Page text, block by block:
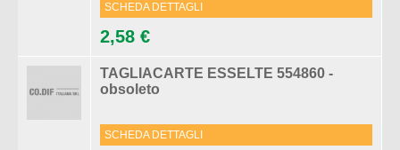
SCHEDA DETTAGLI
2,58 €
TAGLIACARTE ESSELTE 554860 -
obsoleto
SCHEDA DETTAGLI